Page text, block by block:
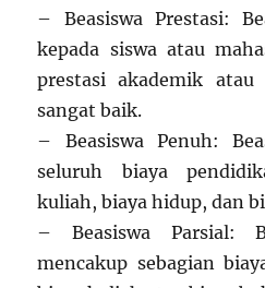
– Beasiswa Prestasi:
kepada siswa atau
prestasi akademik
sangat baik.
– Beasiswa Penuh:
seluruh biaya
kuliah, biaya hidup, dan
– Beasiswa Parsial:
mencakup sebagian